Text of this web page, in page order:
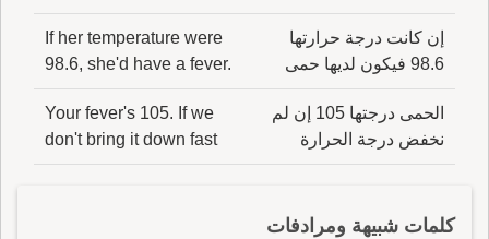
إن كانت درجة حرارتها
98.6 فيكون لديها حمى
If her temperature were
98.6, she'd have a fever.
الحمى درجتها 105 إن لم
نخفض درجة الحرارة
Your fever's 105. If we
don't bring it down fast
كلمات شبيهة ومرادفات